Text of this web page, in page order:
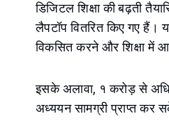
डिजिटल शिक्षा की बढ़ती
लैपटॉप वितरित किए गए हैं।
विकसित करने और शिक्षा में
इसके अलावा, १ करोड़ से
अध्ययन सामग्री प्राप्त कर